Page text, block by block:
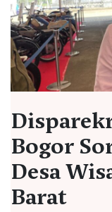
Bogor
Desa
Barat